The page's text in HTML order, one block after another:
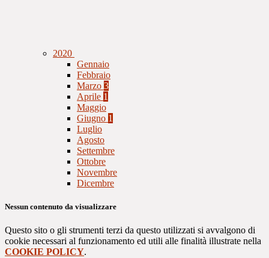
2020
Gennaio
Febbraio
Marzo 3
Aprile 1
Maggio
Giugno 1
Luglio
Agosto
Settembre
Ottobre
Novembre
Dicembre
Nessun contenuto da visualizzare
Questo sito o gli strumenti terzi da questo utilizzati si avvalgono di
cookie necessari al funzionamento ed utili alle finalità illustrate nella
COOKIE POLICY.